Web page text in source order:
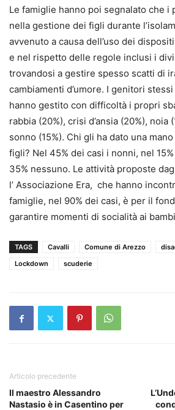
Le famiglie hanno poi segnalato che i
nella gestione dei figli durante
avvenuto a causa dell’uso dei
e nel rispetto delle regole inclusi i
trovandosi a gestire spesso scatti di
cambiamenti d’umore. I genitori
hanno gestito con difficoltà i propri
rabbia (20%), crisi d’ansia (20%), noia
sonno (15%). Chi gli ha dato una
figli? Nel 45% dei casi i nonni, nel
35% nessuno. Le attività proposte
l’ Associazione Era, che hanno
famiglie, nel 90% dei casi, è per il
garantire momenti di socialità ai
TAGS Cavalli Comune di Arezzo
Lockdown
scuderie
Articolo precedente
Il maestro Alessandro
Nastasio è in Casentino per